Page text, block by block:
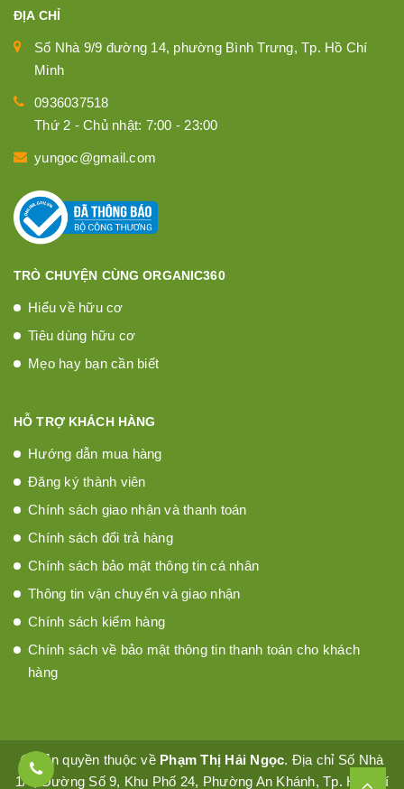
ĐỊA CHỈ
Số Nhà 9/9 đường 14, phường Bình Trưng, Tp. Hồ Chí
Minh
0936037518
Thứ 2 - Chủ nhật: 7:00 - 23:00
yungoc@gmail.com
TRÒ CHUYỆN CÙNG ORGANIC360
Hiểu về hữu cơ
Tiêu dùng hữu cơ
Mẹo hay bạn cần biết
HỖ TRỢ KHÁCH HÀNG
Hướng dẫn mua hàng
Đăng ký thành viên
Chính sách giao nhận và thanh toán
Chính sách đổi trả hàng
Chính sách bảo mật thông tin cá nhân
Thông tin vận chuyển và giao nhận
Chính sách kiểm hàng
Chính sách về bảo mật thông tin thanh toán cho khách
hàng
© Bản quyền thuộc về Phạm Thị Hải Ngọc. Địa chỉ Số Nhà
1/4, Đường Số 9, Khu Phố 24, Phường An Khánh, Tp. Hồ Chí